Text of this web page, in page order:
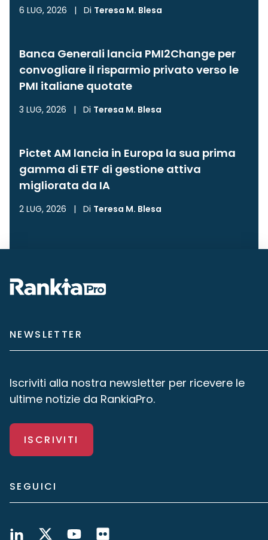
6 LUG, 2026 | Di Teresa M. Blesa
Banca Generali lancia PMI2Change per
convogliare il risparmio privato verso le
PMI italiane quotate
3 LUG, 2026 | Di Teresa M. Blesa
Pictet AM lancia in Europa la sua prima
gamma di ETF di gestione attiva
migliorata da IA
2 LUG, 2026 | Di Teresa M. Blesa
NEWSLETTER
Iscriviti alla nostra newsletter per ricevere le
ultime notizie da RankiaPro.
ISCRIVITI
SEGUICI